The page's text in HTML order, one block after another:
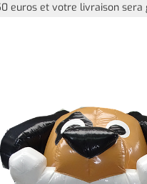
euros et votre livraison